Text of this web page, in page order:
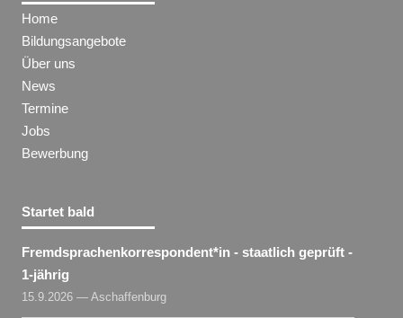
Home
Bildungsangebote
Über uns
News
Termine
Jobs
Bewerbung
Startet bald
Fremdsprachenkorrespondent​*in - staatlich geprüft -
1-jährig
15.9.2026 — Aschaffenburg